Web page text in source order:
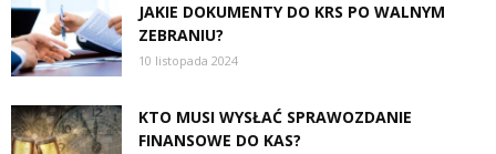
JAKIE DOKUMENTY DO KRS PO WALNYM
ZEBRANIU?
10 listopada 2024
KTO MUSI WYSŁAĆ SPRAWOZDANIE
FINANSOWE DO KAS?